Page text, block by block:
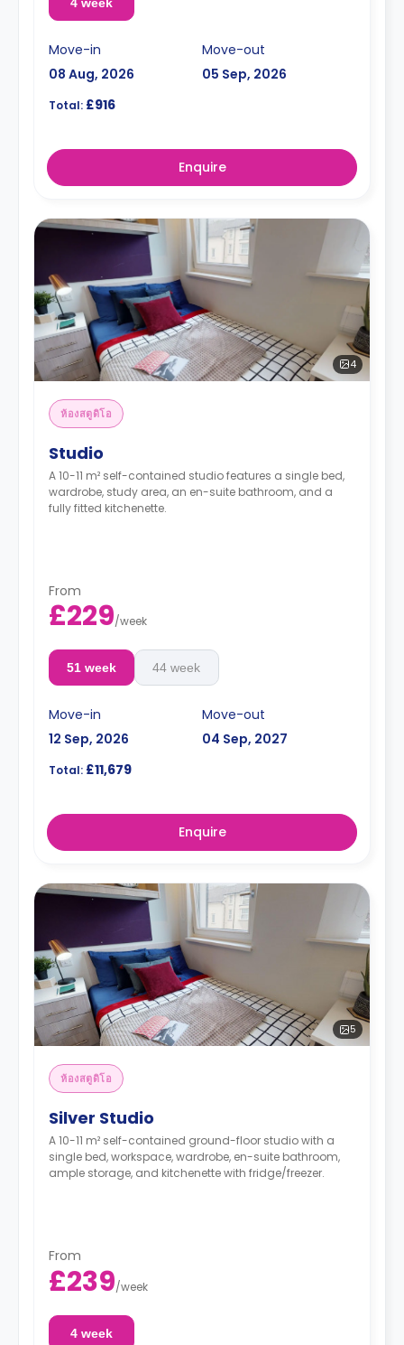
Move-in
08 Aug, 2026
Move-out
05 Sep, 2026
Total: £916
Enquire
4
ห้องสตูดิโอ
Studio
A 10-11 m² self-contained studio features a single bed,
wardrobe, study area, an en-suite bathroom, and a
fully fitted kitchenette.
From
£229/week
51 week 44 week
Move-in
12 Sep, 2026
Move-out
04 Sep, 2027
Total: £11,679
Enquire
5
ห้องสตูดิโอ
Silver Studio
A 10-11 m² self-contained ground-floor studio with a
single bed, workspace, wardrobe, en-suite bathroom,
ample storage, and kitchenette with fridge/freezer.
From
£239/week
4 week